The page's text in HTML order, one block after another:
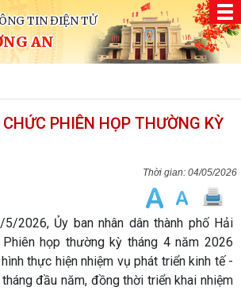
TIN ĐIỆN TỬ
AN
PHIÊN HỌP THƯỜNG KỲ
04/05/2026
Ủy ban nhân dân thành phố Hải
họp thường kỳ tháng 4 năm 2026
thực hiện nhiệm vụ phát triển kinh tế -
đầu năm, đồng thời triển khai nhiệm